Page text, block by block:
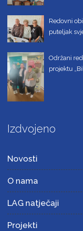
Redovni
puteljak
Održani
projektu
Izdvojeno
Novosti
O nama
LAG natječaji
Projekti